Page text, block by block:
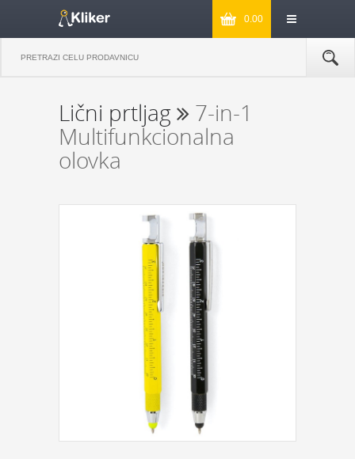
0.00
Lični prtljag
7-in-1
Multifunkcionalna
olovka